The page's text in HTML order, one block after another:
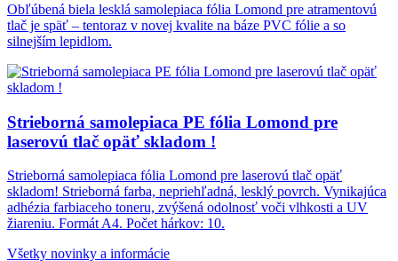
Obľúbená biela lesklá samolepiaca fólia Lomond pre atramentovú
tlač je späť – tentoraz v novej kvalite na báze PVC fólie a so
silnejším lepidlom.
Strieborná samolepiaca PE fólia Lomond pre
laserovú tlač opäť skladom !
Strieborná samolepiaca fólia Lomond pre laserovú tlač opäť
skladom! Strieborná farba, nepriehľadná, lesklý povrch. Vynikajúca
adhézia farbiaceho toneru, zvýšená odolnosť voči vlhkosti a UV
žiareniu. Formát A4. Počet hárkov: 10.
Všetky novinky a informácie